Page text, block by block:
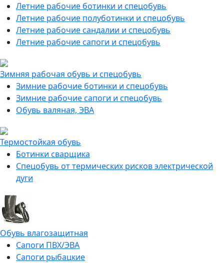
Летние рабочие ботинки и спецобувь
Летние рабочие полуботинки и спецобувь
Летние рабочие сандалии и спецобувь
Летние рабочие сапоги и спецобувь
Зимняя рабочая обувь и спецобувь
Зимние рабочие ботинки и спецобувь
Зимние рабочие сапоги и спецобувь
Обувь валяная, ЭВА
Термостойкая обувь
Ботинки сварщика
Спецобувь от термических рисков электрической
дуги
Обувь влагозащитная
Сапоги ПВХ/ЭВА
Сапоги рыбацкие